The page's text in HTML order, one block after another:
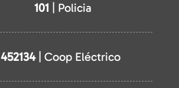
101 | Policia
452134| Coop Eléctrico